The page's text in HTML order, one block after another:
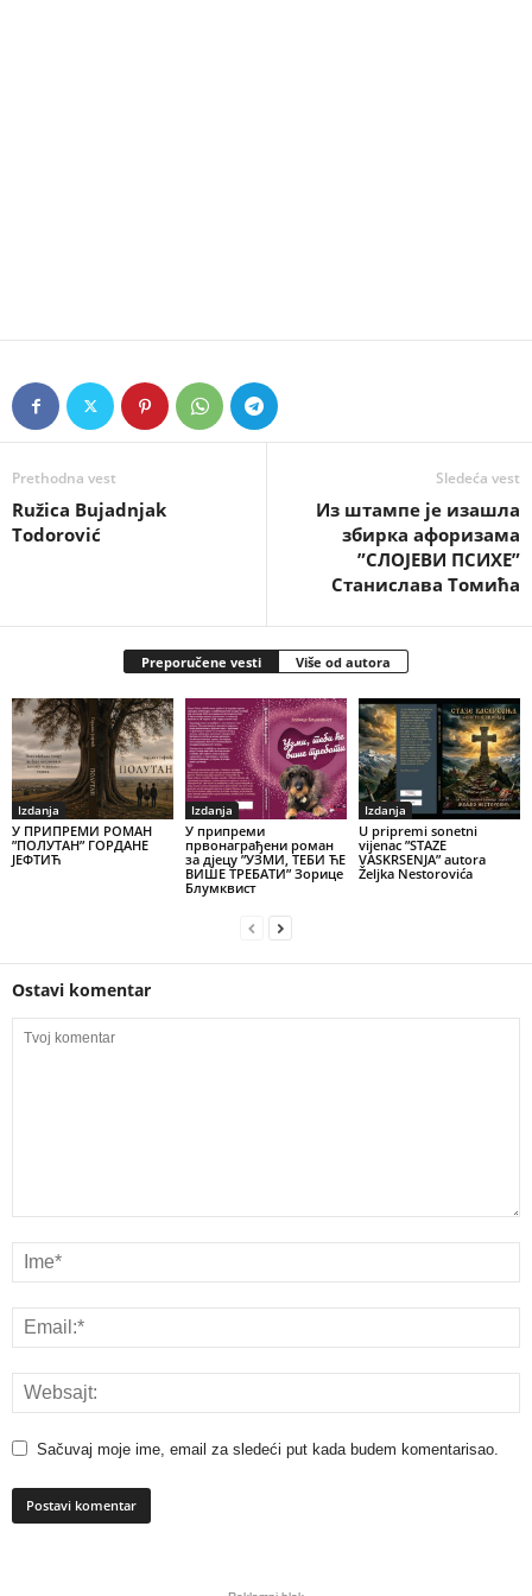
Prethodna vest
Ružica Bujadnjak
Todorović
Sledeća vest
Из штампе је изашла
збирка афоризама
”СЛОЈЕВИ ПСИХЕ”
Станислава Томића
Preporučene vesti Više od autora
Izdanja
У ПРИПРЕМИ РОМАН
”ПОЛУТАН” ГОРДАНЕ
ЈЕФТИЋ
Izdanja
У припреми
првонаграђени роман
за дјецу ”УЗМИ, ТЕБИ ЋЕ
ВИШЕ ТРЕБАТИ” Зорице
Блумквист
Izdanja
U pripremi sonetni
vijenac ”STAZE
VASKRSENJA” autora
Željka Nestorovića
Ostavi komentar
Sačuvaj moje ime, email za sledeći put kada budem komentarisao.